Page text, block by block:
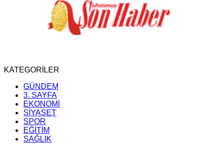
KATEGORİLER
GÜNDEM
3. SAYFA
EKONOMİ
SİYASET
SPOR
EĞİTİM
SAĞLIK